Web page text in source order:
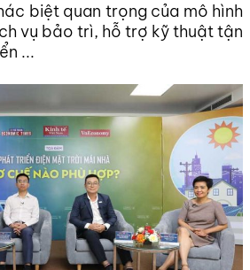
biệt quan trọng của mô hình
vụ bảo trì, hỗ trợ kỹ thuật tận
...